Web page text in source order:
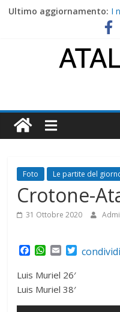
SkipUltimo aggiornamento: I
Atalanta
Story
Foto Le partite del
Crotone-
31 Ottobre 2020
F
c
e
b
o
W
a
t
s
A
E
a
i
l
T
e
condividi
Luis Muriel 26′
Luis Muriel 38′